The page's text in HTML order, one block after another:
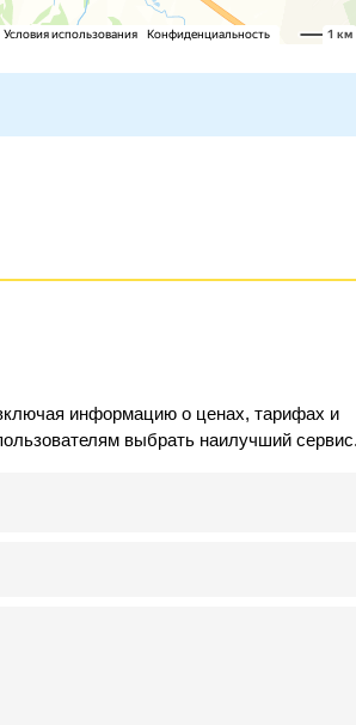
информацию о ценах, тарифах и
выбрать наилучший